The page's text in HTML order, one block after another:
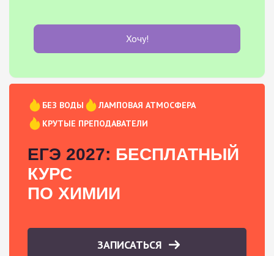
Хочу!
БЕЗ ВОДЫ
ЛАМПОВАЯ АТМОСФЕРА
КРУТЫЕ ПРЕПОДАВАТЕЛИ
ЕГЭ 2027: БЕСПЛАТНЫЙ
КУРС
ПО ХИМИИ
ЗАПИСАТЬСЯ